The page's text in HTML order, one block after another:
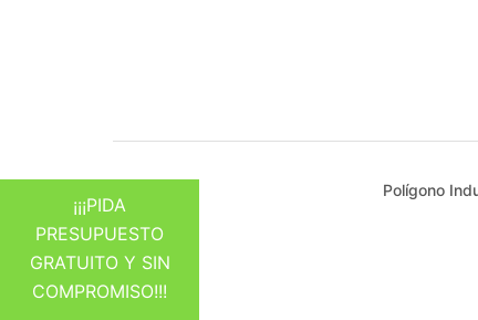
Polígono
¡¡¡PIDA
PRESUPUESTO
GRATUITO Y SIN
COMPROMISO!!!